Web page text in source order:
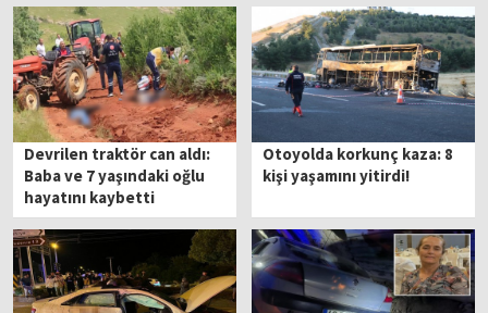
Devrilen traktör can aldı:
Baba ve 7 yaşındaki oğlu
hayatını kaybetti
Otoyolda korkunç kaza: 8
kişi yaşamını yitirdi!